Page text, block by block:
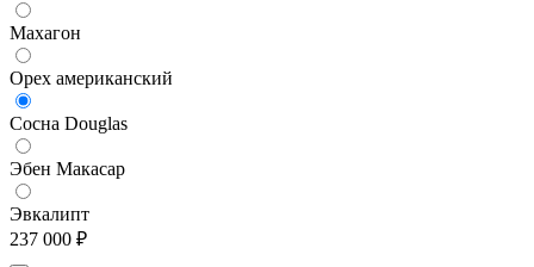
Махагон
Орех американский
Сосна Douglas
Эбен Макасар
Эвкалипт
237 000 ₽